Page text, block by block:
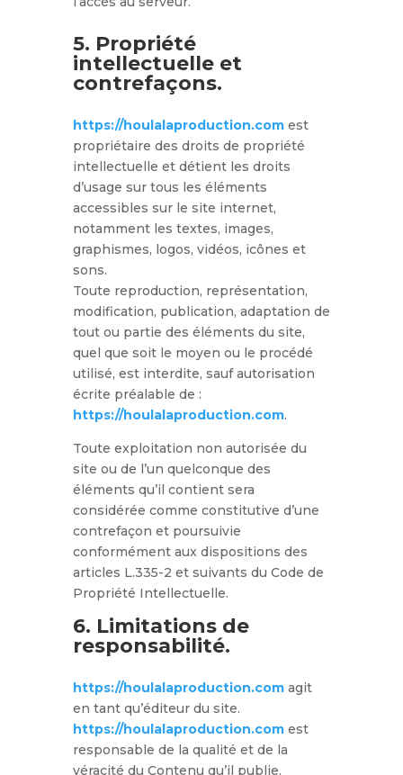
5. Propriété
intellectuelle et
contrefaçons.
https://houlalaproduction.com est
propriétaire des droits de propriété
intellectuelle et détient les droits
d’usage sur tous les éléments
accessibles sur le site internet,
notamment les textes, images,
graphismes, logos, vidéos, icônes et
sons.
Toute reproduction, représentation,
modification, publication, adaptation de
tout ou partie des éléments du site,
quel que soit le moyen ou le procédé
utilisé, est interdite, sauf autorisation
écrite préalable de :
https://houlalaproduction.com.
Toute exploitation non autorisée du
site ou de l’un quelconque des
éléments qu’il contient sera
considérée comme constitutive d’une
contrefaçon et poursuivie
conformément aux dispositions des
articles L.335-2 et suivants du Code de
Propriété Intellectuelle.
6. Limitations de
responsabilité.
https://houlalaproduction.com agit
en tant qu’éditeur du site.
https://houlalaproduction.com est
responsable de la qualité et de la
véracité du Contenu qu’il publie.